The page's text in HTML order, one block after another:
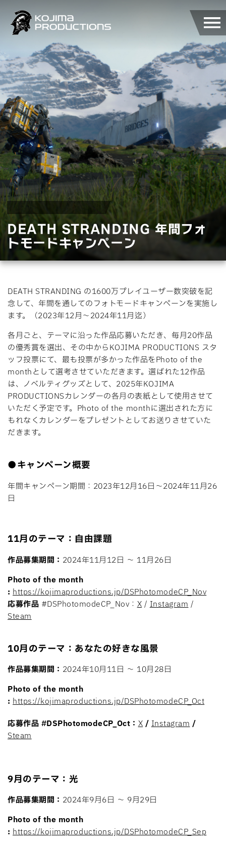
テ
ン
ツ
に
移
動
DEATH STRANDING 年間フォ
トモードキャンペーン
DEATH STRANDING の1600万プレイユーザー数突破を記
念して、年間を通してのフォトモードキャンペーンを実施し
ます。（2023年12月〜2024年11月迄）
各月ごと、テーマに沿った作品応募いただき、毎月20作品
の優秀賞を選出、その中からKOJIMA PRODUCTIONS スタ
ッフ投票にて、最も投票が多かった作品をPhoto of the
monthとして選考させていただきます。選ばれた12作品
は、ノベルティグッズとして、2025年KOJIMA
PRODUCTIONSカレンダーの各月の表紙として使用させて
いただく予定です。Photo of the monthに選出された方に
もれなくカレンダーをプレゼントとしてお送りさせていた
だきます。
●キャンペーン概要
年間キャンペーン期間：2023年12月16日〜2024年11月26
日
11月のテーマ： 自由課題
作品募集期間： 2024年11月12日 〜 11月26日
Photo of the month
:https://kojimaproductions.jp/DSPhotomodeCP_Nov
応募作品 #DSPhotomodeCP_Nov：X/Instagram/
Steam
10月のテーマ：あなたの好きな風景
作品募集期間： 2024年10月11日 〜 10月28日
Photo of the month
:https://kojimaproductions.jp/DSPhotomodeCP_Oct
応募作品 #DSPhotomodeCP_Oct：X/Instagram/
Steam
9月のテーマ：光
作品募集期間： 2024年9月6日 〜 9月29日
Photo of the month
:https://kojimaproductions.jp/DSPhotomodeCP_Sep